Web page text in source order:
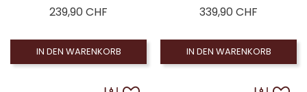
239,90 CHF
IN DEN WARENKORB
339,90 CHF
IN DEN WARENKORB